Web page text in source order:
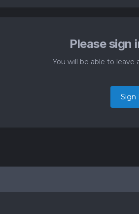
Please sign
You will be able to
Sign